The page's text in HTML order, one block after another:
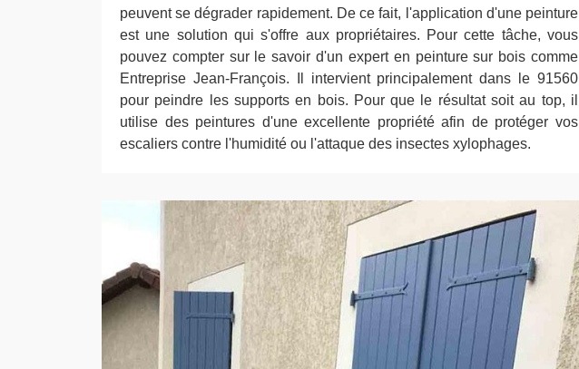
peuvent se dégrader rapidement. De ce fait, l'application d'une peinture
est une solution qui s'offre aux propriétaires. Pour cette tâche, vous
pouvez compter sur le savoir d'un expert en peinture sur bois comme
Entreprise Jean-François. Il intervient principalement dans le 91560
pour peindre les supports en bois. Pour que le résultat soit au top, il
utilise des peintures d'une excellente propriété afin de protéger vos
escaliers contre l'humidité ou l'attaque des insectes xylophages.